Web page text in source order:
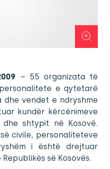
– 55 organizata të
e qytetarë
dhe vendet e ndryshme
kundër kërcënimeve
shtypit në Kosovë.
civile, personaliteteve
i është drejtuar
së Kosovës.